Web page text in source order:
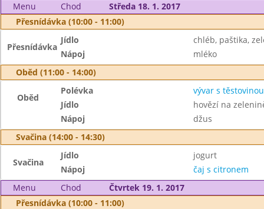
Menu
Chod
Středa 18. 1. 2017
Přesnídávka (10:00 - 11:00)
Přesnídávka
Jídlo
chléb, paštika,
Nápoj
mléko
Oběd (11:00 - 14:00)
Oběd
Polévka
vývar s těstovinou
Jídlo
hovězí na
Nápoj
džus
Svačina (14:00 - 14:30)
Svačina
Jídlo
jogurt
Nápoj
čaj s citronem
Menu
Chod
Čtvrtek 19. 1. 2017
Přesnídávka (10:00 - 11:00)